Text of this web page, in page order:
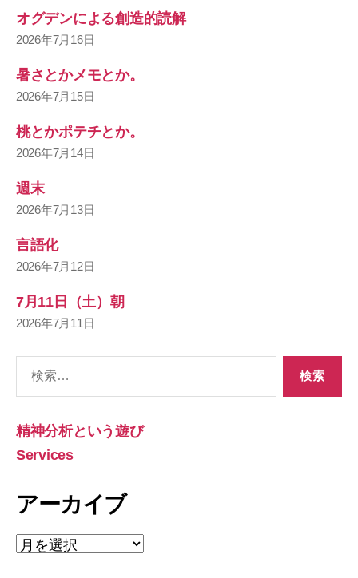
オグデンによる創造的読解
2026年7月16日
暑さとかメモとか。
2026年7月15日
桃とかポテチとか。
2026年7月14日
週末
2026年7月13日
言語化
2026年7月12日
7月11日（土）朝
2026年7月11日
象:
精神分析という遊び
Services
アーカイブ
ア
ー